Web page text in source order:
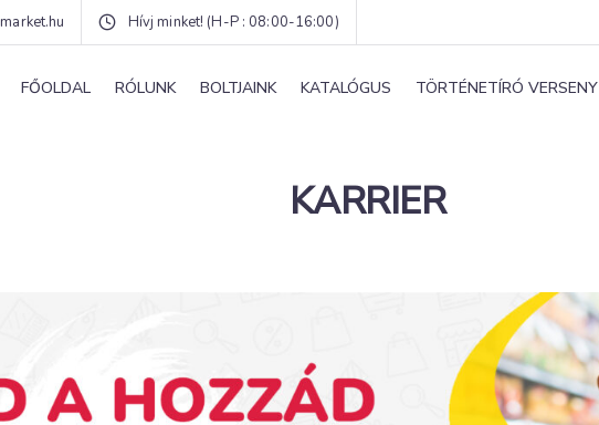
Hívj minket! (H-P : 08:00-16:00)
FŐOLDAL RÓLUNK BOLTJAINK KATALÓGUS TÖRTÉNETÍRÓ VERSENY
KARRIER